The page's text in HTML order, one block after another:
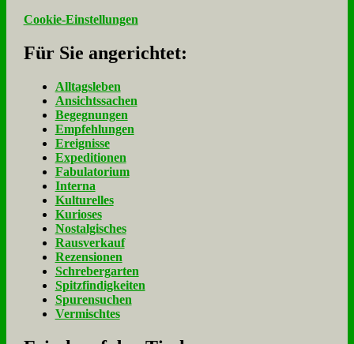
Cookie-Einstellungen
Für Sie an­ge­rich­tet:
Alltagsleben
Ansichtssachen
Begegnungen
Empfehlungen
Ereignisse
Expeditionen
Fabulatorium
Interna
Kulturelles
Kurioses
Nostalgisches
Rausverkauf
Rezensionen
Schrebergarten
Spitzfindigkeiten
Spurensuchen
Vermischtes